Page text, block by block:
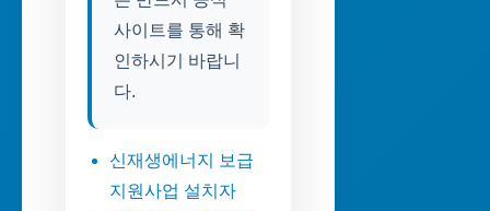
사이트를 통해 확
인하시기 바랍니
다.
신재생에너지 보급
지원사업 설치자